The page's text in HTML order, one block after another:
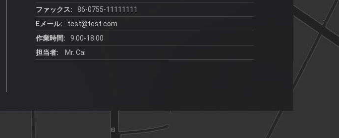
ファックス:
86-0755-11111111
Eメール:
test@test.com
作業時間:
9:00-18:00
担当者:
Mr. Cai